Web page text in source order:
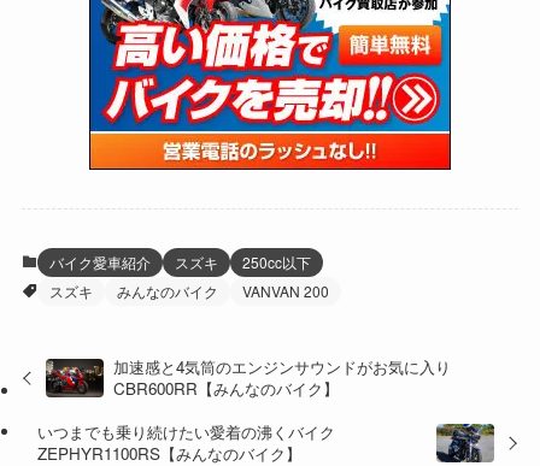
(12)
(65)
(109)
(47)
(15)
(5)
(6)
(17)
(5)
(27)
(131)
(21)
(61)
(98)
(13)
(60)
(274)
(171)
(38)
(47)
(59)
(41)
(47)
(1)
(204)
(34)
(35)
(41)
(19)
(12)
(16)
(20)
(16)
(1)
バイク愛車紹介 スズキ
250cc以下
スズキ
みんなのバイク VANVAN 200
加速感と4気筒のエンジンサウンドがお気に入り
CBR600RR【みんなのバイク】
いつまでも乗り続けたい愛着の沸くバイク
ZEPHYR1100RS【みんなのバイク】